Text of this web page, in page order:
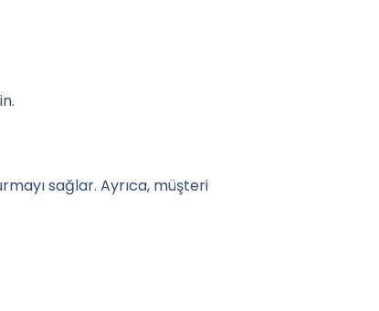
sağlar. Ayrıca, müşteri